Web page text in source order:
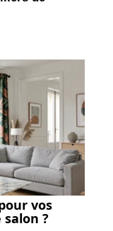
vos
salon ?